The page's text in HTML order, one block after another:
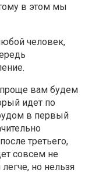
в этом мы
человек,
вам будем
идет по
в первый
третьего,
совсем не
но нельзя